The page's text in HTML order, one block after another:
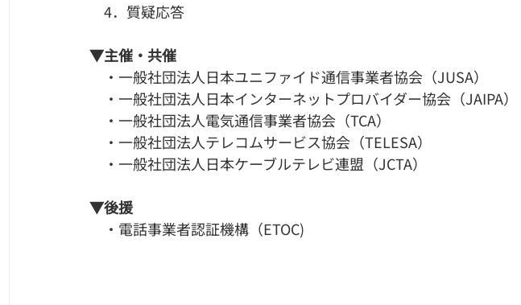
4．質疑応答
▼主催・共催
​　・一般社団法人日本ユニファイド通信事業者協会（JUSA）
・一般社団法人日本インターネットプロバイダー協会（JAIPA）
・一般社団法人電気通信事業者協会（TCA）
・一般社団法人テレコムサービス協会（TELESA）
・一般社団法人日本ケーブルテレビ連盟（JCTA）
▼後援
・電話事業者認証機構（ETOC)